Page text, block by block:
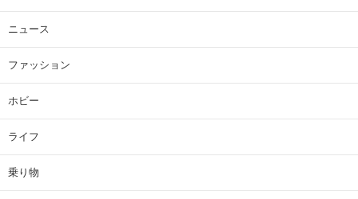
ニュース
ファッション
ホビー
ライフ
乗り物